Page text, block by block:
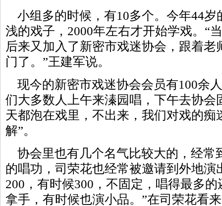
小组多的时候，有10多个。今年44岁
浅的戏子，2000年左右才开始学戏。“
后来又加入了新密市戏迷协会，跟着
门了。”王建军说。
现今的新密市戏迷协会会员有100余
们大多数人上午来溱园唱，下午去协会
天都泡在戏里，不出来，我们对戏的
解”。
协会里也有几个名气比较大的，经常
的唱功，司荣花也经常被邀请到外地演
200，有时候300，不固定，唱得最多
拿手，有时候也演小品。”在司荣花看